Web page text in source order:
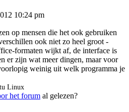
10:24 pm
op mensen die het ook gebruiken
ook niet zo heel groot -
formaten wijkt af, de interface is
er zijn wat meer dingen, maar voor
weinig uit welk programma je
Linux
het forum al gelezen?